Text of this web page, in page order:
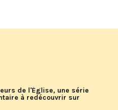
de l'Église, une série
à redécouvrir sur